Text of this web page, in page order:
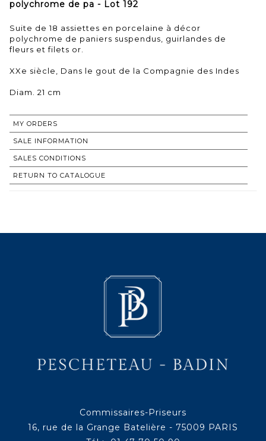
polychrome de pa - Lot 192
Suite de 18 assiettes en porcelaine à décor
polychrome de paniers suspendus, guirlandes de
fleurs et filets or.
XXe siècle, Dans le gout de la Compagnie des Indes
Diam. 21 cm
MY ORDERS
SALE INFORMATION
SALES CONDITIONS
RETURN TO CATALOGUE
Commissaires-Priseurs
16, rue de la Grange Batelière - 75009 PARIS